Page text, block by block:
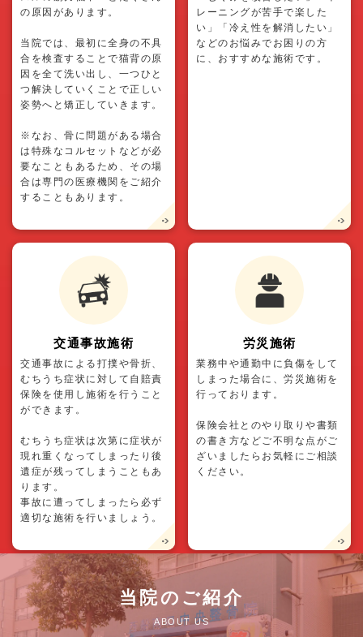
の原因があります。
当院では、最初に全身の不具
合を検査することで猫背の原
因を全て洗い出し、一つひと
つ解決していくことで正しい
姿勢へと矯正していきます。
※なお、骨に問題がある場合
は特殊なコルセットなどが必
要なこともあるため、その場
合は専門の医療機関をご紹介
することもあります。
レーニングが苦手で楽した
い」「冷え性を解消したい」
などのお悩みでお困りの方
に、おすすめな施術です。
交通事故施術
交通事故による打撲や骨折、
むちうち症状に対して自賠責
保険を使用し施術を行うこと
ができます。
むちうち症状は次第に症状が
現れ重くなってしまったり後
遺症が残ってしまうこともあ
ります。
事故に遭ってしまったら必ず
適切な施術を行いましょう。
労災施術
業務中や通勤中に負傷をして
しまった場合に、労災施術を
行っております。
保険会社とのやり取りや書類
の書き方などご不明な点がご
ざいましたらお気軽にご相談
ください。
当院のご紹介
ABOUT US